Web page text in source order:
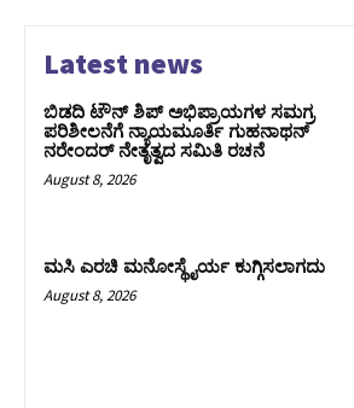
Latest news
ಬಿಡದಿ ಟೌನ್ ಶಿಪ್ ಅಭಿಪ್ರಾಯಗಳ ಸಮಗ್ರ
ಪರಿಶೀಲನೆಗೆ ನ್ಯಾಯಮೂರ್ತಿ ಗುಹನಾಥನ್
ನರೇಂದರ್ ನೇತೃತ್ವದ ಸಮಿತಿ ರಚನೆ
August 8, 2026
ಮಸಿ ಎರಚಿ ಮನೋಸ್ಥೈರ್ಯ ಕುಗ್ಗಿಸಲಾಗದು
August 8, 2026